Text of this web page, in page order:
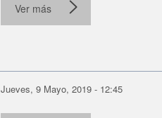
Ver más
Jueves, 9 Mayo, 2019 - 12:45